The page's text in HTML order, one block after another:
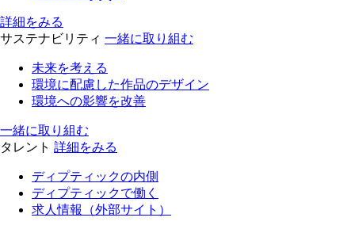
詳細をみる
サステナビリティ 一緒に取り組む
未来を考える
環境に配慮した作品のデザイン
環境への影響を改善
一緒に取り組む
タレント 詳細をみる
ディプティックの内側
ディプティックで働く
求人情報（外部サイト）